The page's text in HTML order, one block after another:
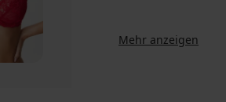
Mehr anzeigen